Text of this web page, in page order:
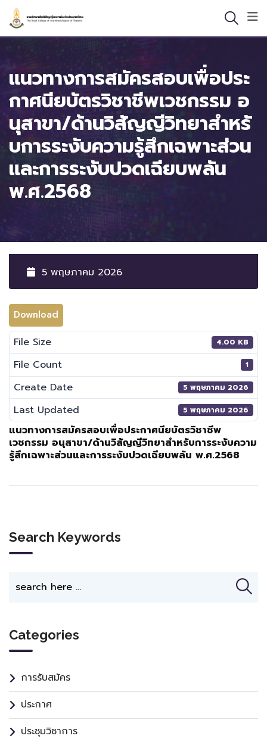
Skip
content
แนวทางการสมัครสอบเพื่อประ
กาศนียบัตรวิชาชีพเวชกรรม อ
นุสาขา/ด้านวิสัญญีวิทยาสําหรั
บการระงับความรู้สึกเฉพาะส่วน
และการระงับปวดเฉียบพลัน
พ.ศ.2568
5 พฤษภาคม 2026
Download
File Size 4.00 KB
File Count 1
Create Date 5 พฤษภาคม 2026
Last Updated 5 พฤษภาคม 2026
แนวทางการสมัครสอบเพื่อประกาศนียบัตรวิชาชีพ
เวชกรรม อนุสาขา/ด้านวิสัญญีวิทยาสําหรับการระงับความ
รู้สึกเฉพาะส่วนและการระงับปวดเฉียบพลัน พ.ศ.2568
Search Keywords
Categories
การรับสมัคร
ประกาศ
ประชุมวิชาการ